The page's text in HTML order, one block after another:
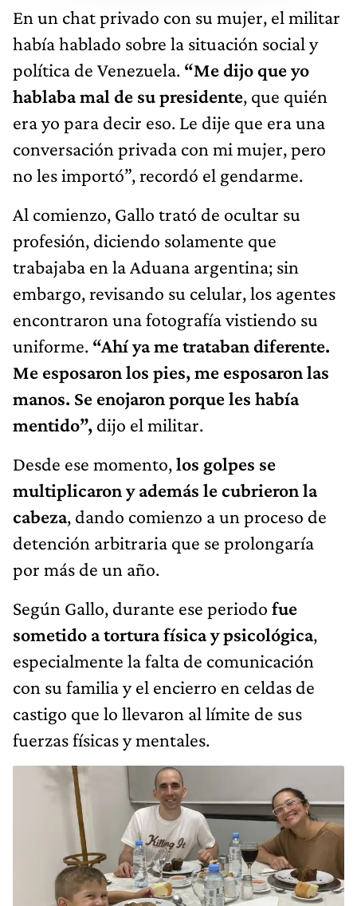
En un chat privado con su mujer, el militar
había hablado sobre la situación social y
política de Venezuela. “Me dijo que yo
hablaba mal de su presidente, que quién
era yo para decir eso. Le dije que era una
conversación privada con mi mujer, pero
no les importó”, recordó el gendarme.
Al comienzo, Gallo trató de ocultar su
profesión, diciendo solamente que
trabajaba en la Aduana argentina; sin
embargo, revisando su celular, los agentes
encontraron una fotografía vistiendo su
uniforme. “Ahí ya me trataban diferente.
Me esposaron los pies, me esposaron las
manos. Se enojaron porque les había
mentido”, dijo el militar.
Desde ese momento,los golpes se
multiplicaron y además le cubrieron la
cabeza, dando comienzo a un proceso de
detención arbitraria que se prolongaría
por más de un año.
Según Gallo, durante ese periodo fue
sometido a tortura física y psicológica,
especialmente la falta de comunicación
con su familia y el encierro en celdas de
castigo que lo llevaron al límite de sus
fuerzas físicas y mentales.